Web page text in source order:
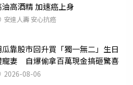
油高酒精 加速癌上身
安達人壽 安心抗癌
瓜靠股市回升買「獨一無二」生日
寵妻 自爆偷拿百萬現金搞砸驚喜
2026-08-06